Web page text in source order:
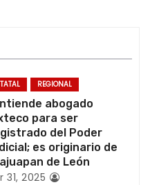
REGIONAL
abogado
para ser
del Poder
es originario de
de León
31, 2025